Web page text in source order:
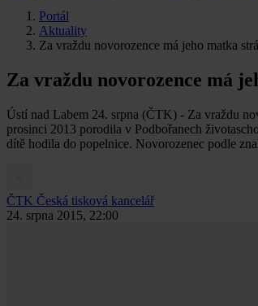
Portál
Aktuality
Za vraždu novorozence má jeho matka
Za vraždu novorozence má
Ústí nad Labem 24. srpna (ČTK) - Za vraždu
prosinci 2013 porodila v Podbořanech
dítě hodila do popelnice. Novorozenec podle
ČTK Česká tisková kancelář
24. srpna 2015, 22:00